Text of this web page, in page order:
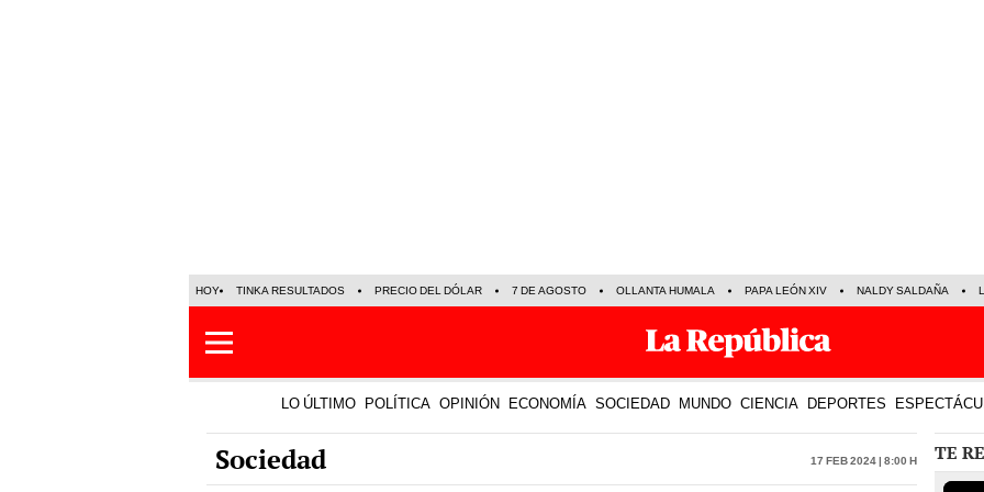
HOY TINKA RESULTADOS PRECIO DEL DÓLAR 7 DE AGOSTO OLLANTA HUMALA PAPA LEÓN XIV NALDY SALDAÑA
LO ÚLTIMO POLÍTICA OPINIÓN ECONOMÍA SOCIEDAD MUNDO CIENCIA DEPORTES
Sociedad 17 Feb 2024 | 8:00 h TE